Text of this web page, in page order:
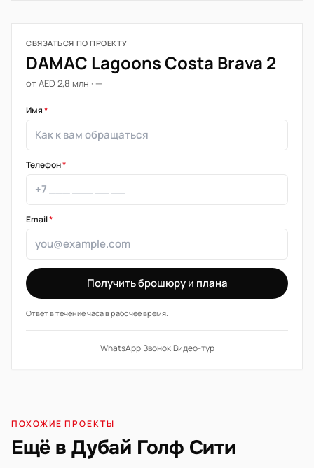
СВЯЗАТЬСЯ ПО ПРОЕКТУ
DAMAC Lagoons Costa Brava 2
от AED 2,8 млн · —
Имя*
Телефон*
Email*
Получить брошюру и плана
Ответ в течение часа в рабочее время.
WhatsApp·Звонок·Видео-тур
ПОХОЖИЕ ПРОЕКТЫ
Ещё в Дубай Голф Сити